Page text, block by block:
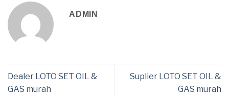
ADMIN
Dealer LOTO SET OIL &
GAS murah
Suplier LOTO SET OIL &
GAS murah